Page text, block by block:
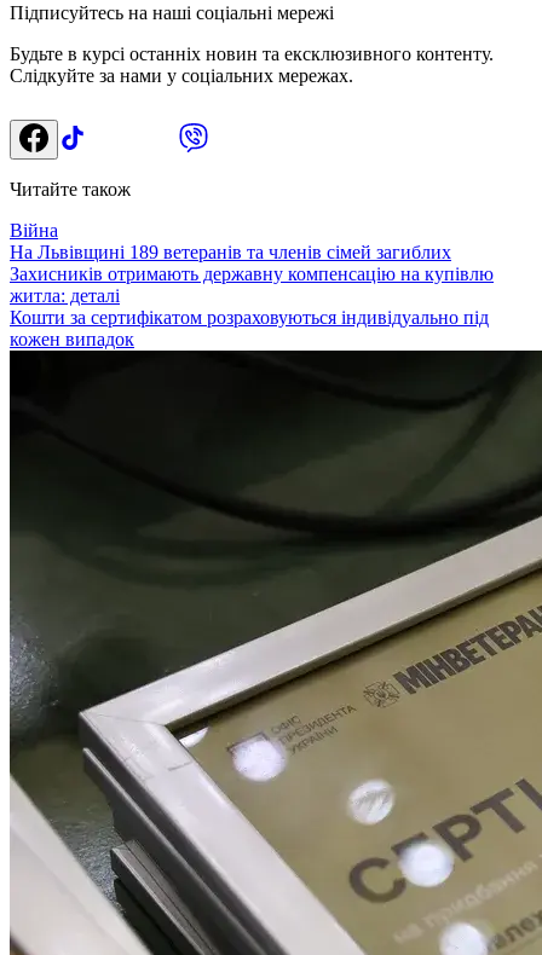
Підписуйтесь на наші соціальні мережі
Будьте в курсі останніх новин та ексклюзивного контенту.
Слідкуйте за нами у соціальних мережах.
Читайте також
Війна
На Львівщині 189 ветеранів та членів сімей загиблих
Захисників отримають державну компенсацію на купівлю
житла: деталі
Кошти за сертифікатом розраховуються індивідуально під
кожен випадок